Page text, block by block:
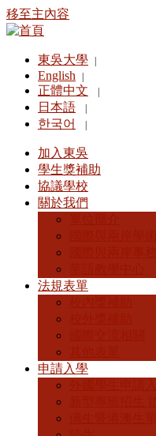
移至主內容
東吳大學
English
正體中文
日本語
한국어
加入東吳
學生獎補助
協議學校
關於我們
法規表單
申請入學